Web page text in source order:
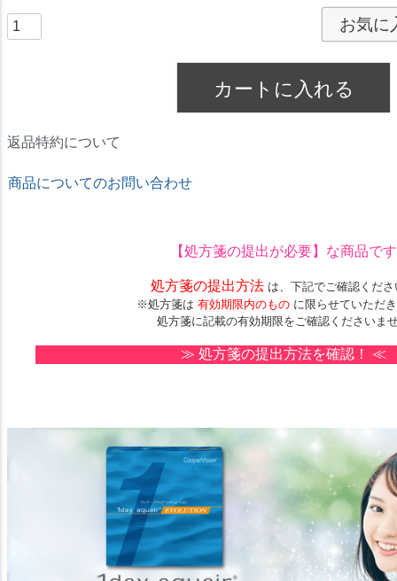
お気に
カートに入れる
返品特約について
商品についてのお問い合わせ
【処方箋の提出が必要】 な商品です
処方箋の提出方法 は、下記でご確認くださ
※処方箋は 有効期限内のもの に限らせていただ
処方箋に記載の有効期限をご確認くださいま
≫ 処方箋の提出方法を確認！ ≪